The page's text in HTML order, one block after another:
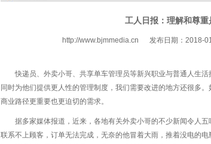
工人日报：理解和尊
http://www.bjmmedia.cn 发布日期：2018-
快递员、外卖小哥、共享单车管理员等新兴职业与普通人生
同时为他们提供更人性的管理制度，我们需要改进的地方还很多
商业路径更重要也更迫切的需求。
据多家媒体报道，近来，各地有关外卖小哥的不少新闻令人
联系不上顾客，订单无法完成，无奈的他冒着大雨，推着没电的